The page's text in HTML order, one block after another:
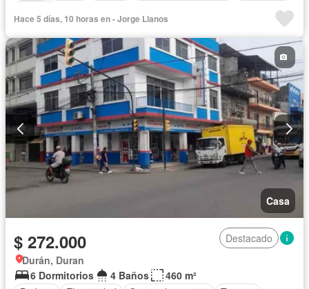
Hace 5 días, 10 horas en - Jorge Llanos
Casa
$ 272.000
Destacado
Durán, Duran
6 Dormitorios
4 Baños
460 m²